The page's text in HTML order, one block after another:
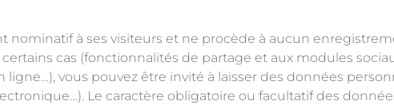
nominatif à ses visiteurs et ne procède à aucun
cas (fonctionnalités de partage et aux modules
vous pouvez être invité à laisser des données
Le caractère obligatoire ou facultatif des